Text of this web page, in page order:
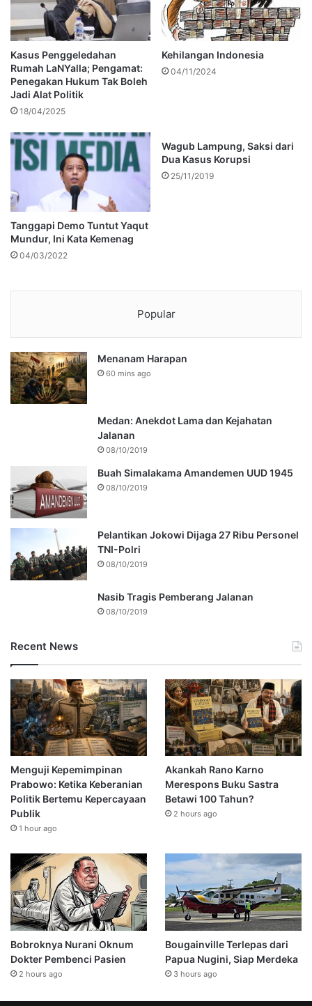
Kasus Penggeledahan
Rumah LaNYalla; Pengamat:
Penegakan Hukum Tak Boleh
Jadi Alat Politik
18/04/2025
Kehilangan Indonesia
04/11/2024
Tanggapi Demo Tuntut Yaqut
Mundur, Ini Kata Kemenag
04/03/2022
Wagub Lampung, Saksi dari
Dua Kasus Korupsi
25/11/2019
Popular
Menanam Harapan
60 mins ago
Medan: Anekdot Lama dan Kejahatan
Jalanan
08/10/2019
Buah Simalakama Amandemen UUD 1945
08/10/2019
Pelantikan Jokowi Dijaga 27 Ribu Personel
TNI-Polri
08/10/2019
Nasib Tragis Pemberang Jalanan
08/10/2019
Recent News
Menguji Kepemimpinan
Prabowo: Ketika Keberanian
Politik Bertemu Kepercayaan
Publik
1 hour ago
Akankah Rano Karno
Merespons Buku Sastra
Betawi 100 Tahun?
2 hours ago
Bobroknya Nurani Oknum
Dokter Pembenci Pasien
2 hours ago
Bougainville Terlepas dari
Papua Nugini, Siap Merdeka
3 hours ago